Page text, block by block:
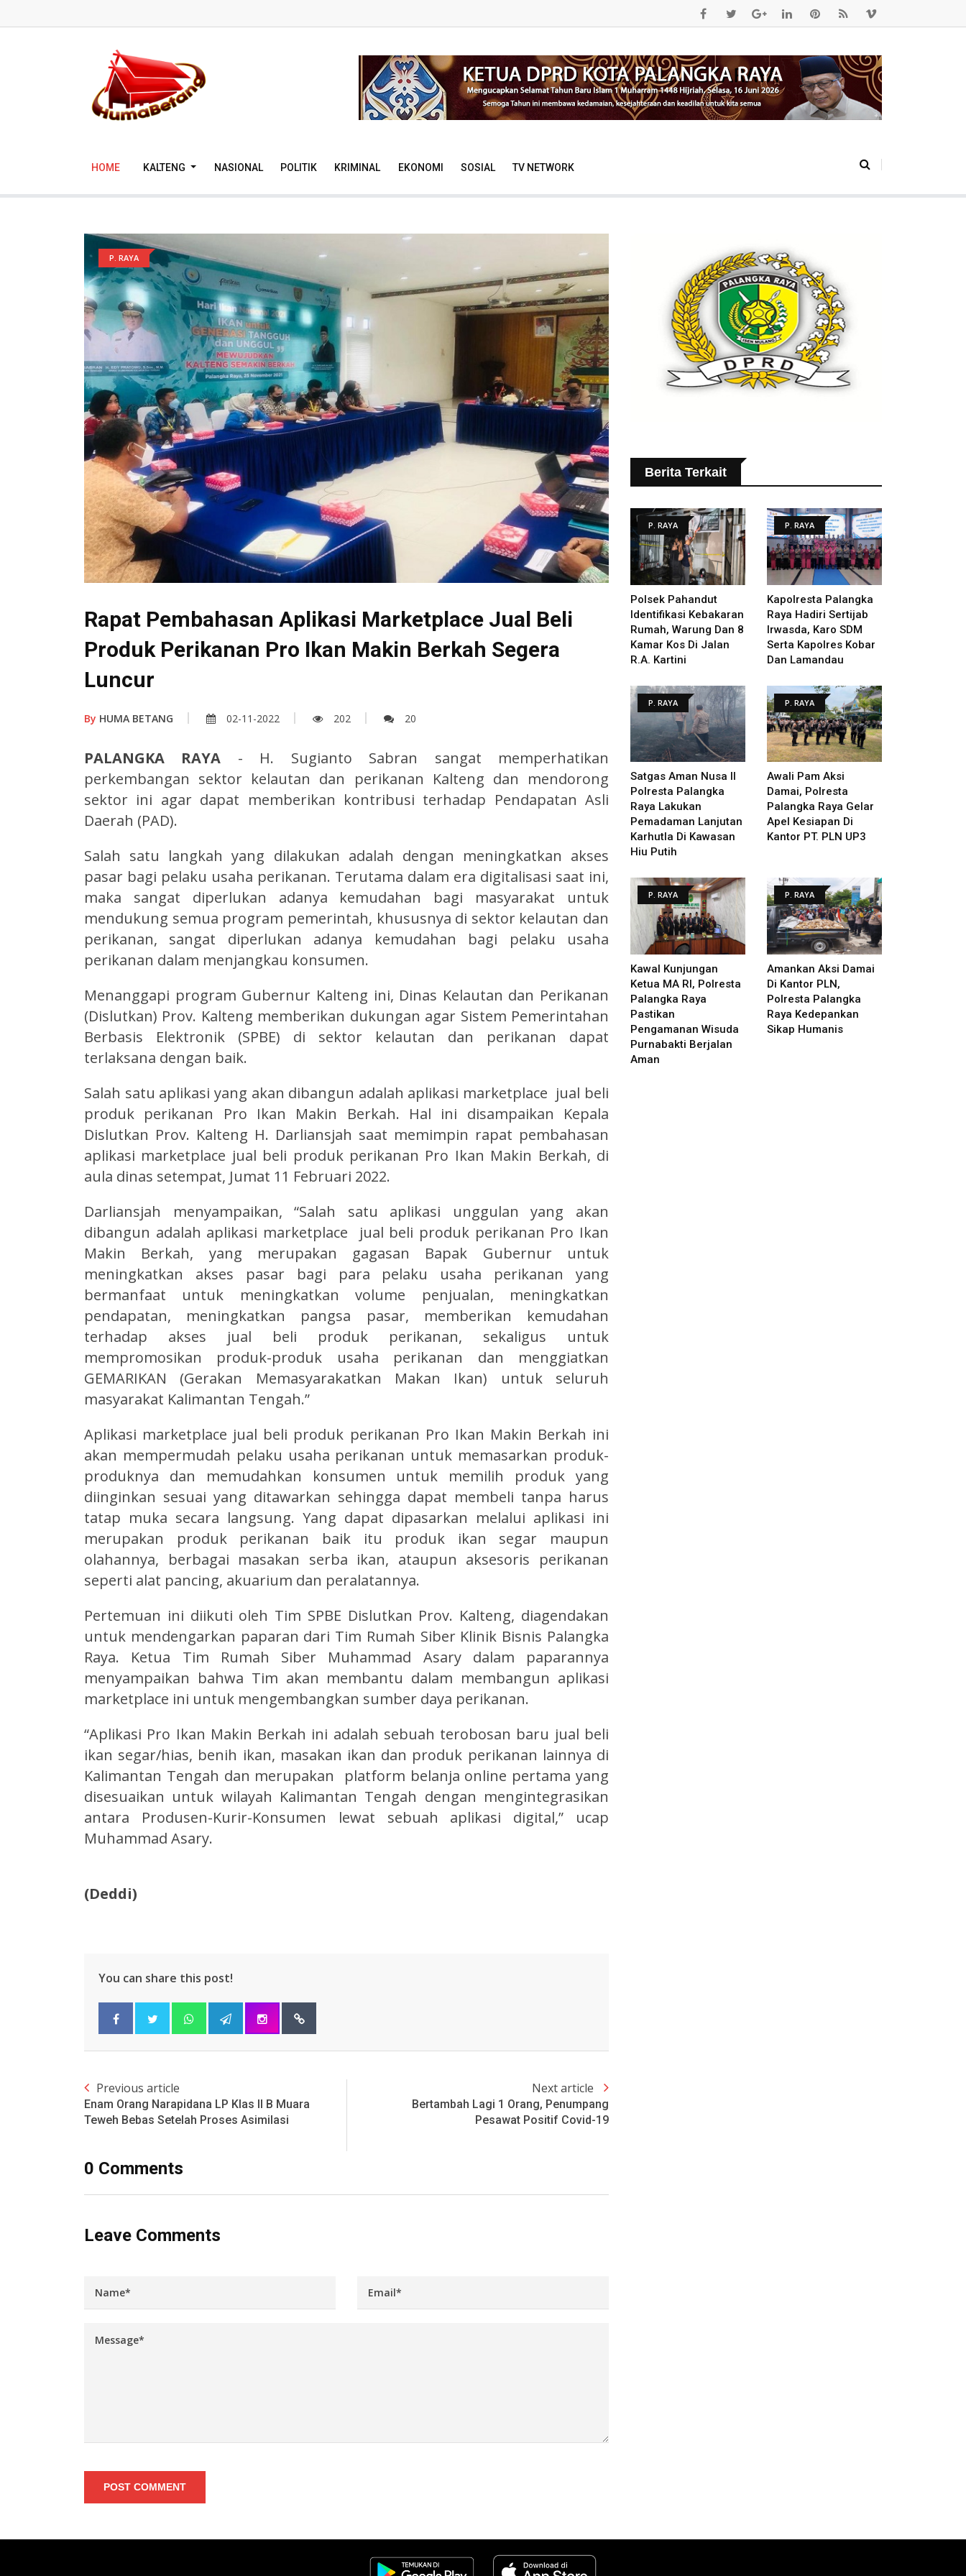
HOME KALTENG NASIONAL POLITIK KRIMINAL EKONOMI SOSIAL TV NETWORK
P. RAYA
Rapat Pembahasan Aplikasi Marketplace Jual Beli
Produk Perikanan Pro Ikan Makin Berkah Segera
Luncur
By HUMA BETANG 02-11-2022 202 20
PALANGKA RAYA - H. Sugianto Sabran sangat memperhatikan
perkembangan sektor kelautan dan perikanan Kalteng dan mendorong
sektor ini agar dapat memberikan kontribusi terhadap Pendapatan Asli
Daerah (PAD).
Salah satu langkah yang dilakukan adalah dengan meningkatkan akses
pasar bagi pelaku usaha perikanan. Terutama dalam era digitalisasi saat ini,
maka sangat diperlukan adanya kemudahan bagi masyarakat untuk
mendukung semua program pemerintah, khususnya di sektor kelautan dan
perikanan, sangat diperlukan adanya kemudahan bagi pelaku usaha
perikanan dalam menjangkau konsumen.
Menanggapi program Gubernur Kalteng ini, Dinas Kelautan dan Perikanan
(Dislutkan) Prov. Kalteng memberikan dukungan agar Sistem Pemerintahan
Berbasis Elektronik (SPBE) di sektor kelautan dan perikanan dapat
terlaksana dengan baik.
Salah satu aplikasi yang akan dibangun adalah aplikasi marketplace jual beli
produk perikanan Pro Ikan Makin Berkah. Hal ini disampaikan Kepala
Dislutkan Prov. Kalteng H. Darliansjah saat memimpin rapat pembahasan
aplikasi marketplace jual beli produk perikanan Pro Ikan Makin Berkah, di
aula dinas setempat, Jumat 11 Februari 2022.
Darliansjah menyampaikan, “Salah satu aplikasi unggulan yang akan
dibangun adalah aplikasi marketplace jual beli produk perikanan Pro Ikan
Makin Berkah, yang merupakan gagasan Bapak Gubernur untuk
meningkatkan akses pasar bagi para pelaku usaha perikanan yang
bermanfaat untuk meningkatkan volume penjualan, meningkatkan
pendapatan, meningkatkan pangsa pasar, memberikan kemudahan
terhadap akses jual beli produk perikanan, sekaligus untuk
mempromosikan produk-produk usaha perikanan dan menggiatkan
GEMARIKAN (Gerakan Memasyarakatkan Makan Ikan) untuk seluruh
masyarakat Kalimantan Tengah.”
Aplikasi marketplace jual beli produk perikanan Pro Ikan Makin Berkah ini
akan mempermudah pelaku usaha perikanan untuk memasarkan produk-
produknya dan memudahkan konsumen untuk memilih produk yang
diinginkan sesuai yang ditawarkan sehingga dapat membeli tanpa harus
tatap muka secara langsung. Yang dapat dipasarkan melalui aplikasi ini
merupakan produk perikanan baik itu produk ikan segar maupun
olahannya, berbagai masakan serba ikan, ataupun aksesoris perikanan
seperti alat pancing, akuarium dan peralatannya.
Pertemuan ini diikuti oleh Tim SPBE Dislutkan Prov. Kalteng, diagendakan
untuk mendengarkan paparan dari Tim Rumah Siber Klinik Bisnis Palangka
Raya. Ketua Tim Rumah Siber Muhammad Asary dalam paparannya
menyampaikan bahwa Tim akan membantu dalam membangun aplikasi
marketplace ini untuk mengembangkan sumber daya perikanan.
“Aplikasi Pro Ikan Makin Berkah ini adalah sebuah terobosan baru jual beli
ikan segar/hias, benih ikan, masakan ikan dan produk perikanan lainnya di
Kalimantan Tengah dan merupakan platform belanja online pertama yang
disesuaikan untuk wilayah Kalimantan Tengah dengan mengintegrasikan
antara Produsen-Kurir-Konsumen lewat sebuah aplikasi digital,” ucap
Muhammad Asary.
(Deddi)
You can share this post!
Previous article
Enam Orang Narapidana LP Klas II B Muara
Teweh Bebas Setelah Proses Asimilasi
Next article
Bertambah Lagi 1 Orang, Penumpang
Pesawat Positif Covid-19
0 Comments
Leave Comments
POST COMMENT
Berita Terkait
P. RAYA
Polsek Pahandut
Identifikasi Kebakaran
Rumah, Warung Dan 8
Kamar Kos Di Jalan
R.A. Kartini
P. RAYA
Kapolresta Palangka
Raya Hadiri Sertijab
Irwasda, Karo SDM
Serta Kapolres Kobar
Dan Lamandau
P. RAYA
Satgas Aman Nusa II
Polresta Palangka
Raya Lakukan
Pemadaman Lanjutan
Karhutla Di Kawasan
Hiu Putih
P. RAYA
Awali Pam Aksi
Damai, Polresta
Palangka Raya Gelar
Apel Kesiapan Di
Kantor PT. PLN UP3
P. RAYA
Kawal Kunjungan
Ketua MA RI, Polresta
Palangka Raya
Pastikan
Pengamanan Wisuda
Purnabakti Berjalan
Aman
P. RAYA
Amankan Aksi Damai
Di Kantor PLN,
Polresta Palangka
Raya Kedepankan
Sikap Humanis